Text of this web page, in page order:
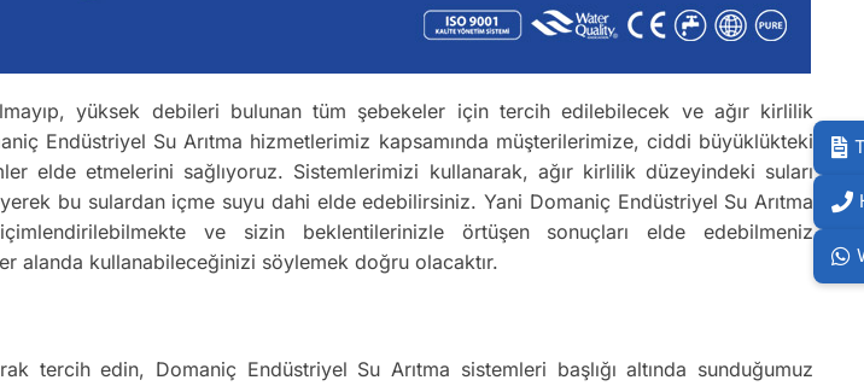
yüksek debileri bulunan tüm şebekeler için tercih edilebilecek ve ağır kirlilik
Endüstriyel Su Arıtma hizmetlerimiz kapsamında müşterilerimize, ciddi büyüklükteki
elde etmelerini sağlıyoruz. Sistemlerimizi kullanarak, ağır kirlilik düzeyindeki suları
bu sulardan içme suyu dahi elde edebilirsiniz. Yani Domaniç Endüstriyel Su Arıtma
ve sizin beklentilerinizle örtüşen sonuçları elde edebilmeniz
alanda kullanabileceğinizi söylemek doğru olacaktır.
tercih edin, Domaniç Endüstriyel Su Arıtma sistemleri başlığı altında sunduğumuz